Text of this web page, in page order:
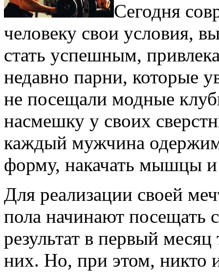
Сегодня
человеку свои условия,
стать успешным,
недавно парни, которые
не посещали модные
насмешку у своих
каждый мужчина
форму, накачать мышцы и
Для реализации своей
пола начинают посещать
результат в первый
них. Но, при этом, никто